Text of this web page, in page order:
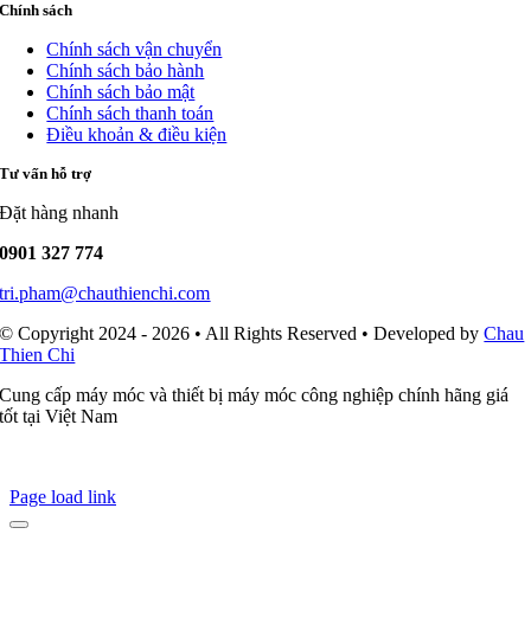
Chính sách
Chính sách vận chuyển
Chính sách bảo hành
Chính sách bảo mật
Chính sách thanh toán
Điều khoản & điều kiện
Tư vấn hỗ trợ
Đặt hàng nhanh
0901 327 774
tri.pham@chauthienchi.com
© Copyright 2024 - 2026 • All Rights Reserved • Developed byChau
Thien Chi
Cung cấp máy móc và thiết bị máy móc công nghiệp chính hãng giá
tốt tại Việt Nam
Page load link